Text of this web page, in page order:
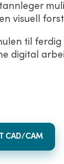
visuell
til
digital
CAD/CAM